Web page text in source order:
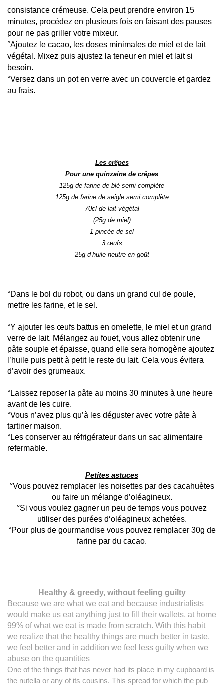
consistance crémeuse. Cela peut prendre environ 15
minutes, procédez en plusieurs fois en faisant des pauses
pour ne pas griller votre mixeur.
°Ajoutez le cacao, les doses minimales de miel et de lait
végétal. Mixez puis ajustez la teneur en miel et lait si
besoin.
°Versez dans un pot en verre avec un couvercle et gardez
au frais.
Les crêpes
Pour une quinzaine de crêpes
125g de farine de blé semi complète
125g de farine de seigle semi complète
70cl de lait végétal
(25g demiel)
1 pincée de sel
3 œufs
25g d’huile neutre en goût
°Dans le bol du robot, ou dans un grand cul de poule,
mettre l es farine, et le sel.
°Y ajouter les œufs battus en omelette, le miel et un grand
verre de lait. Mélangez au fouet, vous allez obtenir une
pâte souple et épaisse, quand elle sera homogène ajoutez
l’huile puis petit à petit le reste du lait. Cela vous évitera
d’avoir des grumeaux.
°Laissez reposer la pâte au moins 30 minutes à une heure
avant de les cuire.
°Vous n’avez plus qu’à les déguster avec votre pâte à
tartiner maison.
°Les conserver au réfrigérateur dans un sac alimentaire
refermable.
Petites astuces
°Vous pouvez remplacer les noisettes par des cacahuètes
ou faire un mélange d’oléagineux.
°Si vous voulez gagner un peu de temps vous pouvez
utiliser des purées d‘oléagineuxachetées.
°Pour plus de gourmandise vous pouvez remplacer 30g de
farine par du cacao.
Healthy & greedy, without feeling guilty
Because we are what we eat and because industrialists
would make us eat anything just to fill their wallets, at home
99% of what we eat is made from scratch. With this habit
we realize that the healthy things are much better in taste,
we feel better and in addition we feel less guilty when we
abuse on the quantities
One of the things that has never had its place in my cupboard is
the nutella or any of its cousins. This spread for which the pub